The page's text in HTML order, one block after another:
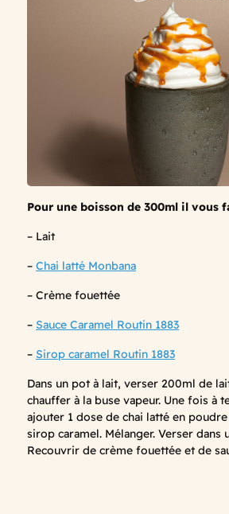
Pour une boisson de 300ml il vous
– Lait
– Chai latté Monbana
– Crème fouettée
– Sauce Caramel Routin 1883
– Sirop caramel Routin 1883
Dans un pot à lait, verser 200ml de
chauffer à la buse vapeur. Une fois à
ajouter 1 dose de chai latté en
sirop caramel. Mélanger. Verser dans
Recouvrir de crème fouettée et de